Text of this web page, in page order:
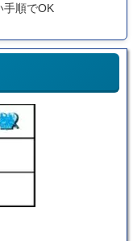
手順でOK